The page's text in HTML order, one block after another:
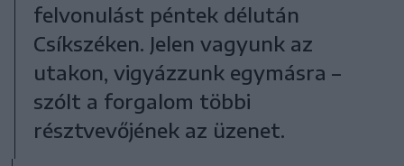
felvonulást péntek délután
Csíkszéken. Jelen vagyunk az
utakon, vigyázzunk egymásra –
szólt a forgalom többi
résztvevőjének az üzenet.